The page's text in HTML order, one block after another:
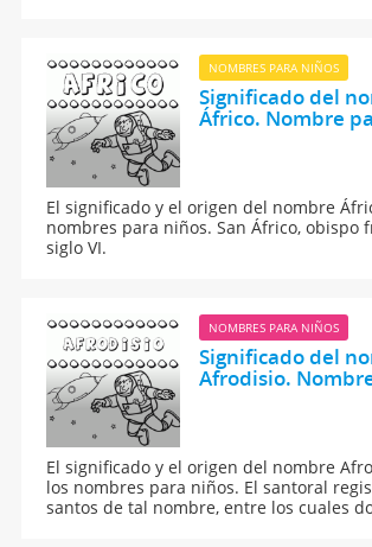
NOMBRES PARA NIÑOS
Significado del
Áfrico. Nombre
El significado y el origen del nombre
nombres para niños. San Áfrico, obispo
siglo VI.
NOMBRES PARA NIÑOS
Significado del
Afrodisio.
El significado y el origen del nombre
los nombres para niños. El santoral
santos de tal nombre, entre los cuales